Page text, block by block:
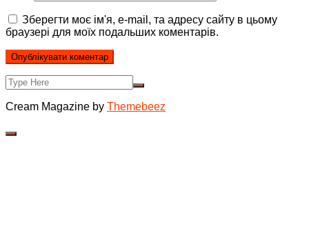
Зберегти моє ім'я, e-mail, та адресу сайту в цьому
браузері для моїх подальших коментарів.
Cream Magazine by Themebeez